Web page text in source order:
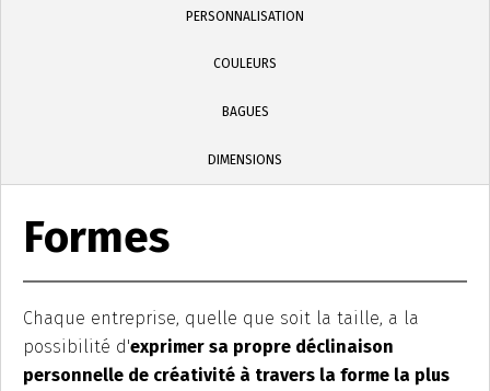
PERSONNALISATION
COULEURS
BAGUES
DIMENSIONS
Formes
Chaque entreprise, quelle que soit la taille, a la
possibilité d'exprimer sa propre déclinaison
personnelle de créativité à travers la forme la plus